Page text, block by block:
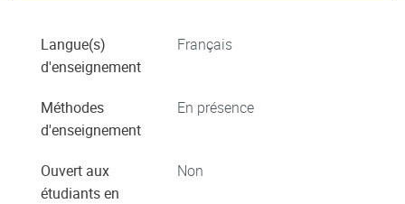
Langue(s)
d'enseignement
Français
Méthodes
d'enseignement
En présence
Ouvert aux
étudiants en
Non